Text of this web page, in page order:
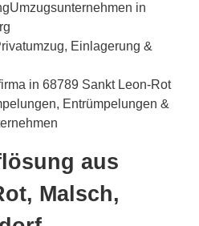
in
Einlagerung &
in 68789 Sankt Leon-Rot
Entrümpelungen &
aus
Malsch,